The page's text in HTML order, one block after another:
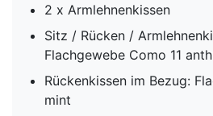
2 x Armlehnenkissen
Sitz / Rücken /
Flachgewebe Como 11
Rückenkissen im Bezug:
mint